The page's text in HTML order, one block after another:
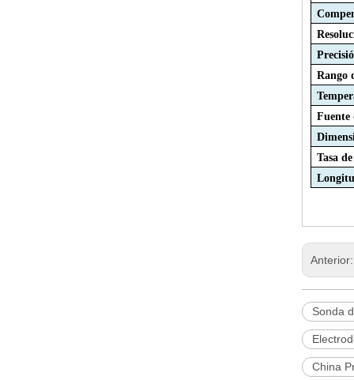
Rango
Fuente
Tasa
Sonda
China